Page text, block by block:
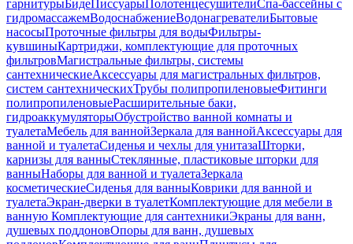
гарнитурыБидеПиссуарыПолотенцесушителиСпа-бассейны с
гидромассажемВодоснабжениеВодонагревателиБытовые
насосыПроточные фильтры для водыФильтры-
кувшиныКартриджи, комплектующие для проточных
фильтровМагистральные фильтры, системы
сантехническиеАксессуары для магистральных фильтров,
систем сантехническихТрубы полипропиленовыеФитинги
полипропиленовыеРасширительные баки,
гидроаккумуляторыОбустройство ванной комнаты и
туалетаМебель для ваннойЗеркала для ваннойАксессуары для
ванной и туалетаСиденья и чехлы для унитазаШторки,
карнизы для ванныСтеклянные, пластиковые шторки для
ванныНаборы для ванной и туалетаЗеркала
косметическиеСиденья для ванныКоврики для ванной и
туалетаЭкран-дверки в туалетКомплектующие для мебели в
ванную Комплектующие для сантехникиЭкраны для ванн,
душевых поддоновОпоры для ванн, душевых